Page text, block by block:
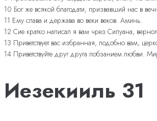
10 Бог же всякой благодати, призвавший нас в
11 Ему слава и держава во веки веков. Аминь.
12 Сие кратко написал я вам чрез Силуана,
13 Приветствует вас избранная, подобно вам,
14 Приветствуйте друг друга лобзанием любви.
Иезекииль 31